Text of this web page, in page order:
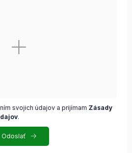
svojich údajov a prijímam Zásady
.
Odoslať